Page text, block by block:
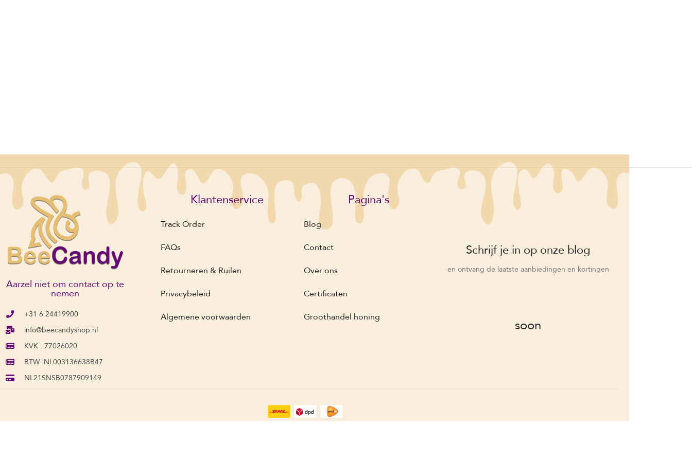
Aarzel niet om contact op te
nemen
+31 6 24419900
info@beecandyshop.nl
KVK : 77026020
BTW :NL003136638B47
NL21SNSB0787909149
Klantenservice
Track Order
FAQs
Retourneren & Ruilen
Privacybeleid
Algemene voorwaarden
Pagina's
Blog
Contact
Over ons
Certificaten
Groothandel honing
Schrijf je in op onze blog
en ontvang de laatste aanbiedingen en kortingen
soon